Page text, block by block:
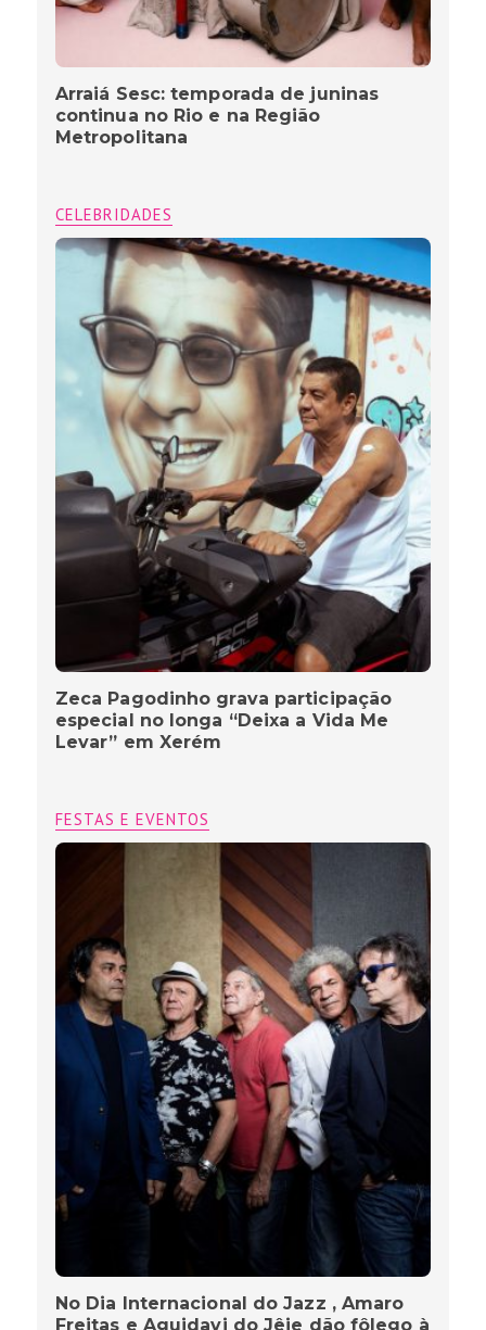
Arraiá Sesc: temporada de juninas
continua no Rio e na Região
Metropolitana
CELEBRIDADES
Zeca Pagodinho grava participação
especial no longa “Deixa a Vida Me
Levar” em Xerém
FESTAS E EVENTOS
No Dia Internacional do Jazz , Amaro
Freitas e Aguidavi do Jêje dão fôlego à